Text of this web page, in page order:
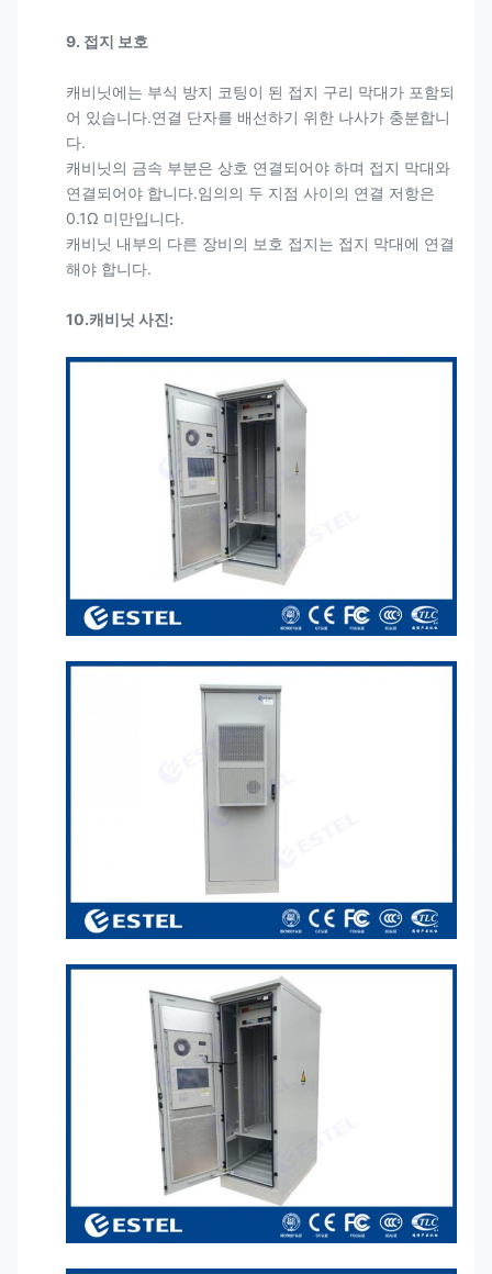
9. 접지 보호
캐비닛에는 부식 방지 코팅이 된 접지 구리 막대가 포함되
어 있습니다.연결 단자를 배선하기 위한 나사가 충분합니
다.
캐비닛의 금속 부분은 상호 연결되어야 하며 접지 막대와
연결되어야 합니다.임의의 두 지점 사이의 연결 저항은
0.1Ω 미만입니다.
캐비닛 내부의 다른 장비의 보호 접지는 접지 막대에 연결
해야 합니다.
10.캐비닛 사진: